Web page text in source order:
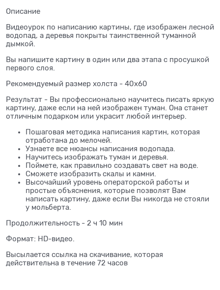
Описание
Видеоурок по написанию картины, где изображен лесной
водопад, а деревья покрыты таинственной туманной
дымкой.
Вы напишите картину в один или два этапа с просушкой
первого слоя.
Рекомендуемый размер холста - 40х60
Результат - Вы профессионально научитесь писать яркую
картину, даже если на ней изображен туман. Она станет
отличным подарком или украсит любой интерьер.
Пошаговая методика написания картин, которая
отработана до мелочей.
Узнаете все нюансы написания водопада.
Научитесь изображать туман и деревья.
Поймете, как правильно создавать свет на воде.
Сможете изобразить скалы и камни.
Высочайший уровень операторской работы и
простые объяснения, которые позволят Вам
написать картину, даже если Вы никогда не стояли
у мольберта.
Продолжительность - 2 ч 10 мин
Формат: HD-видео.
Высылается ссылка на скачивание, которая
действительна в течение 72 часов